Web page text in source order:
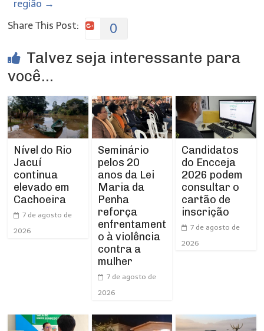
região →
Share This Post:
0
Talvez seja interessante para
você...
Nível do Rio
Jacuí
continua
elevado em
Cachoeira
7 de agosto de
2026
Seminário
pelos 20
anos da Lei
Maria da
Penha
reforça
enfrentament
o à violência
contra a
mulher
7 de agosto de
2026
Candidatos
do Encceja
2026 podem
consultar o
cartão de
inscrição
7 de agosto de
2026